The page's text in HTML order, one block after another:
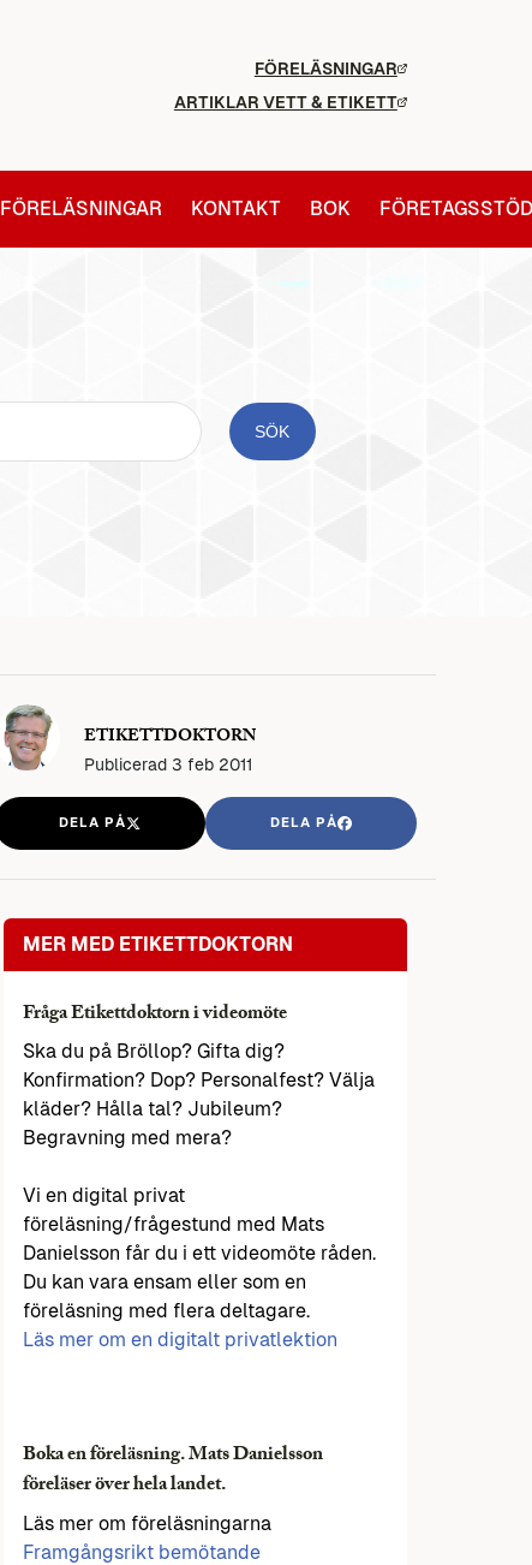
FÖRELÄSNINGAR
ARTIKLAR VETT & ETIKETT
FÖRELÄSNINGAR KONTAKT BOK FÖRETAGSSTÖD
ETIKETTDOKTORN
Publicerad 3 feb 2011
DELA PÅ DELA PÅ
MER MED ETIKETTDOKTORN
Fråga Etikettdoktorn i videomöte
Ska du på Bröllop? Gifta dig?
Konfirmation? Dop? Personalfest? Välja
kläder? Hålla tal? Jubileum?
Begravning med mera?
Vi en digital privat
föreläsning/frågestund med Mats
Danielsson får du i ett videomöte råden.
Du kan vara ensam eller som en
föreläsning med flera deltagare.
Läs mer om en digitalt privatlektion
Boka en föreläsning. Mats Danielsson
föreläser över hela landet.
Läs mer om föreläsningarna
Framgångsrikt bemötande